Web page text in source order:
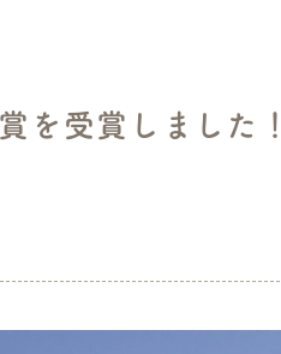
を受賞しました！